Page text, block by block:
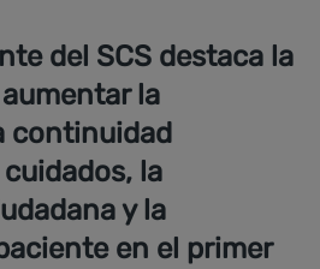
del SCS destaca la
la
continuidad
la
y la
en el primer